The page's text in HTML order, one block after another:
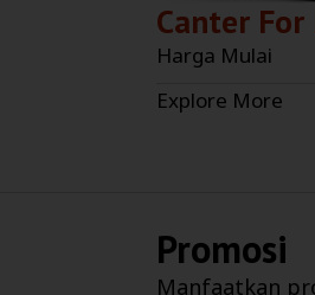
Canter
Harga Mulai
Explore More
Promosi
Manfaatkan